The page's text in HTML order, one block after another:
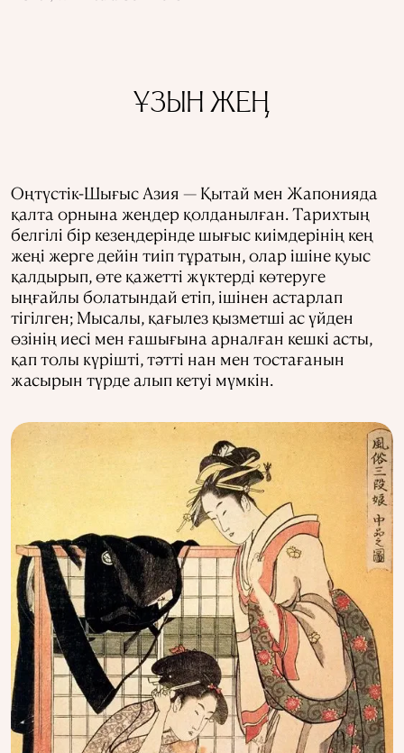
ҰЗЫН ЖЕҢ
Оңтүстік-Шығыс Азия — Қытай мен Жапонияда
қалта орнына жеңдер қолданылған. Тарихтың
белгілі бір кезеңдерінде шығыс киімдерінің кең
жеңі жерге дейін тиіп тұратын, олар ішіне қуыс
қалдырып, өте қажетті жүктерді көтеруге
ыңғайлы болатындай етіп, ішінен астарлап
тігілген; Мысалы, қағылез қызметші ас үйден
өзінің иесі мен ғашығына арналған кешкі асты,
қап толы күрішті, тәтті нан мен тостағанын
жасырын түрде алып кетуі мүмкін.